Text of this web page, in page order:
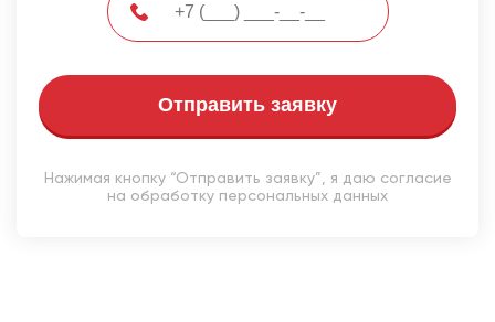
Отправить заявку
Нажимая кнопку “Отправить заявку”, я даю согласие
на обработку персональных данных